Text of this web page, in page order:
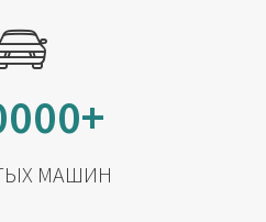
МАШИН